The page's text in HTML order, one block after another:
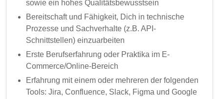
sowie ein hohes Qualitätsbewusstsein
Bereitschaft und Fähigkeit, Dich in technische
Prozesse und Sachverhalte (z.B. API-
Schnittstellen) einzuarbeiten
Erste Berufserfahrung oder Praktika im E-
Commerce/Online-Bereich
Erfahrung mit einem oder mehreren der folgenden
Tools: Jira, Confluence, Slack, Figma und Google